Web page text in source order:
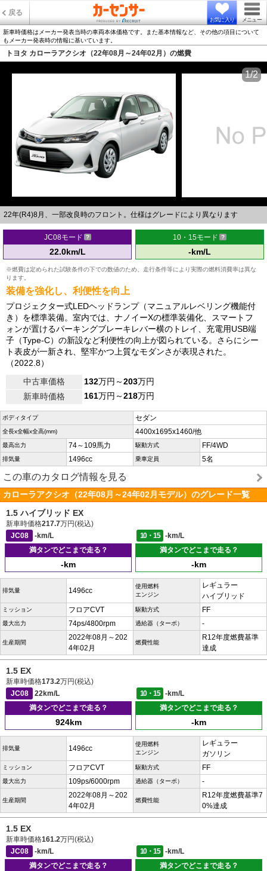
戻る
お気に入り メニュー
新車時価格はメーカー発表当時の車両本体価格です。また基本情報など、その他の項目について
もメーカー発表時の情報に基いています。
トヨタ カローラアクシオ（22年08月～24年02月）の燃費
22年(R4)8月、一部改良時のフロント。仕様はグレードにより異なります
1/2
JC08モード
22.0km/L
10・15モード
-km/L
※燃費は定められた試験条件の下での数値のため、走行条件等により実際の燃料消費率は異な
ります。
装備を強化し、利便性を向上
プロジェクター式LEDヘッドランプ（マニュアルレベリング機能付
き）を標準装備。室内では、ナノイーXの標準装備化、スマートフ
ォンが置けるパーキングブレーキレバー横のトレイ、充電用USB端
子（Type-C）の新設など利便性の向上が図られている。さらにシー
ト表皮が一新され、堅牢かつ上質なモダンさが表現された。
（2022.8）
中古車価格
132万円～203万円
新車時価格
161万円～218万円
ボディタイプ セダン
全長x全幅x全高(mm) 4400x1695x1460/他
最高出力 74～109馬力 駆動方式 FF/4WD
排気量 1496cc 乗車定員 5名
この車のカタログ情報を見る
カローラアクシオ（22年08月～24年02月モデル）のグレード一覧
1.5 ハイブリッド EX
新車時価格217.7万円(税込)
JC08
-km/L 10・15
-km/L
満タンでどこまで走る？
-km
満タンでどこまで走る？
-km
排気量 1496cc
使用燃料
エンジン
レギュラー
ハイブリッド
ミッション フロアCVT 駆動方式 FF
最大出力 74ps/4800rpm 過給器（ターボ） -
生産期間
2022年08月～202
4年02月
燃費性能
R12年度燃費基準
達成
1.5 EX
新車時価格173.2万円(税込)
JC08
22km/L 10・15
-km/L
満タンでどこまで走る？
924km
満タンでどこまで走る？
-km
排気量 1496cc
使用燃料
エンジン
レギュラー
ガソリン
ミッション フロアCVT 駆動方式 FF
最大出力 109ps/6000rpm 過給器（ターボ） -
生産期間
2022年08月～202
4年02月
燃費性能
R12年度燃費基準7
0%達成
1.5 EX
新車時価格161.2万円(税込)
JC08
-km/L 10・15
-km/L
満タンでどこまで走る？
満タンでどこまで走る？